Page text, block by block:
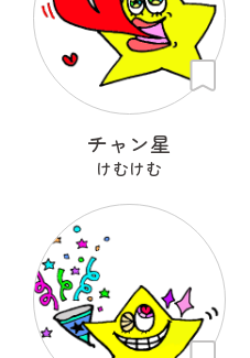
チャン星
けむけむ